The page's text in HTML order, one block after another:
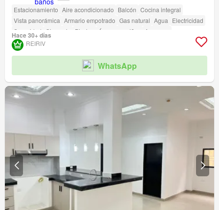
Estacionamiento Aire acondicionado Balcón Cocina integral
Vista panorámica Armario empotrado Gas natural Agua Electricidad
Seguridad
Gimnasio Piscina Área para niños
Ascensor
Garita de guardianía
Cancha de tenis
Hace 30+ días
REIRIV
WhatsApp